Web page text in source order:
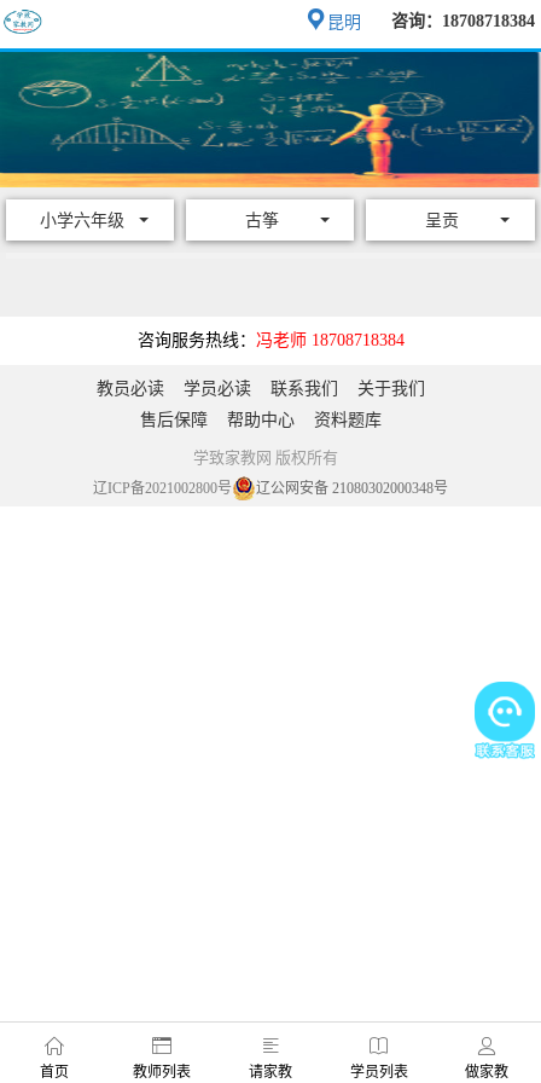
咨询：18708718384
昆明
小学六年级 古筝 呈贡
咨询服务热线： 冯老师 18708718384
教员必读 学员必读 联系我们
关于我们
售后保障
帮助中心 资料题库
学致家教网 版权所有
辽ICP备2021002800号 辽公网安备 21080302000348号
首页 教师列表 请家教 学员列表 做家教